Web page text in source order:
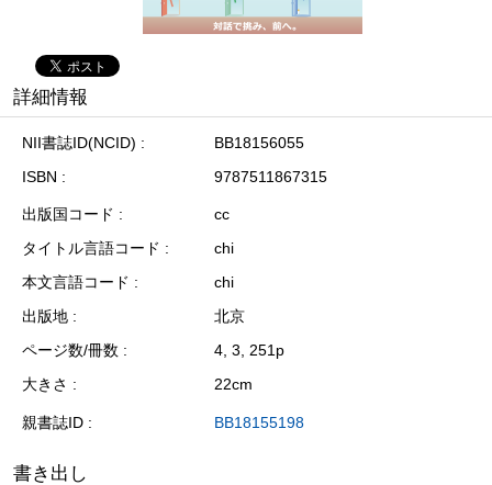
詳細情報
NII書誌ID(NCID)
BB18156055
ISBN
9787511867315
出版国コード
cc
タイトル言語コード
chi
本文言語コード
chi
出版地
北京
ページ数/冊数
4, 3, 251p
大きさ
22cm
親書誌ID BB18155198
書き出し